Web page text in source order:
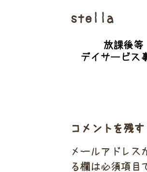
stella
コメントを残す
メールアドレス
る欄は必須項目